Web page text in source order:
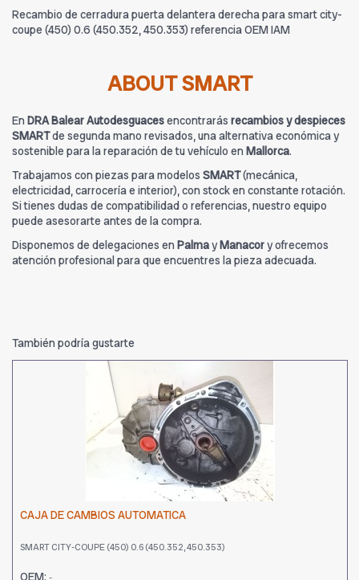
Recambio de cerradura puerta delantera derecha para smart city-
coupe (450) 0.6 (450.352, 450.353) referencia OEM IAM
ABOUT SMART
En DRA Balear Autodesguacesencontrarás recambios y despieces
SMARTde segunda mano revisados, una alternativa económica y
sostenible para la reparación de tu vehículo en Mallorca.
Trabajamos con piezas para modelos SMART(mecánica,
electricidad, carrocería e interior), con stock en constante rotación.
Si tienes dudas de compatibilidad o referencias, nuestro equipo
puede asesorarte antes de la compra.
Disponemos de delegaciones en PalmayManacory ofrecemos
atención profesional para que encuentres la pieza adecuada.
También podría gustarte
CAJA DE CAMBIOS AUTOMATICA
SMART CITY-COUPE (450) 0.6 (450.352, 450.353)
OEM: